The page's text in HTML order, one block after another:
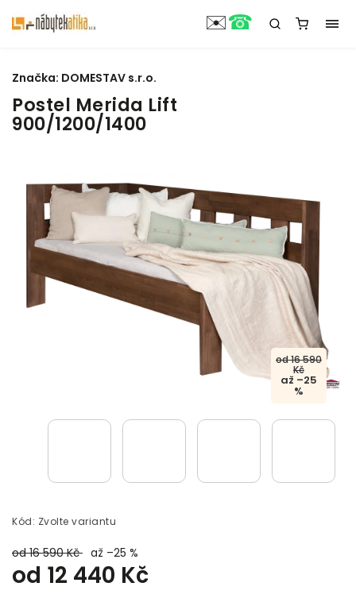
Postel Merida Lift
900/1200/1400
od 16 590
Kč
až –25
%
Kód: Zvolte variantu
od 16 590 Kč až –25 %
od 12 440 Kč
Značka: DOMESTAV s.r.o.
✉️☎